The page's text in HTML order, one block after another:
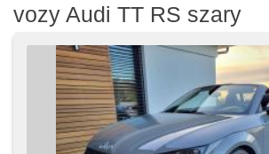
vozy Audi TT RS szary